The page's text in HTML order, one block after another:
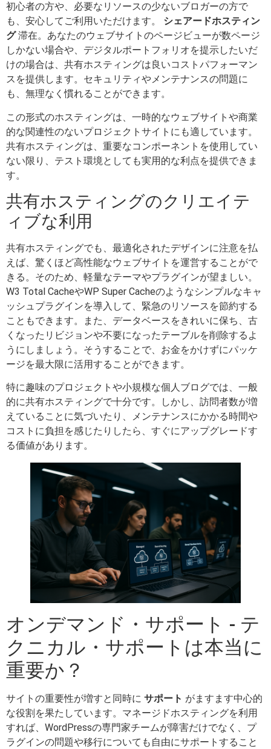
初心者の方や、必要なリソースの少ないブロガーの方で
も、安心してご利用いただけます。 シェアードホスティン
グ滞在。あなたのウェブサイトのページビューが数ページ
しかない場合や、デジタルポートフォリオを提示したいだ
けの場合は、共有ホスティングは良いコストパフォーマン
スを提供します。セキュリティやメンテナンスの問題に
も、無理なく慣れることができます。
この形式のホスティングは、一時的なウェブサイトや商業
的な関連性のないプロジェクトサイトにも適しています。
共有ホスティングは、重要なコンポーネントを使用してい
ない限り、テスト環境としても実用的な利点を提供できま
す。
共有ホスティングのクリエイテ
ィブな利用
共有ホスティングでも、最適化されたデザインに注意を払
えば、驚くほど高性能なウェブサイトを運営することがで
きる。そのため、軽量なテーマやプラグインが望ましい。
W3 Total CacheやWP Super Cacheのようなシンプルなキャ
ッシュプラグインを導入して、緊急のリソースを節約する
こともできます。また、データベースをきれいに保ち、古
くなったリビジョンや不要になったテーブルを削除するよ
うにしましょう。そうすることで、お金をかけずにパッケ
ージを最大限に活用することができます。
特に趣味のプロジェクトや小規模な個人ブログでは、一般
的に共有ホスティングで十分です。しかし、訪問者数が増
えていることに気づいたり、メンテナンスにかかる時間や
コストに負担を感じたりしたら、すぐにアップグレードす
る価値があります。
オンデマンド・サポート - テ
クニカル・サポートは本当に
重要か？
サイトの重要性が増すと同時に サポート がますます中心的
な役割を果たしています。マネージドホスティングを利用
すれば、WordPressの専門家チームが障害だけでなく、プ
ラグインの問題や移行についても自由にサポートすること